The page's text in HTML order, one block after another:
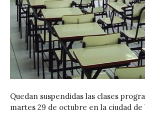
Quedan suspendidas las clases
martes 29 de octubre en la ciudad de